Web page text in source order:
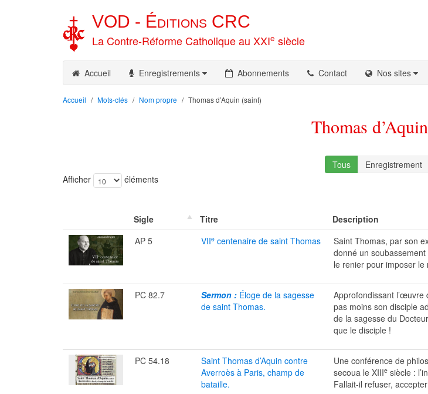
VOD - Éditions CRC
La Contre-Réforme Catholique au XXIe siècle
Accueil Enregistrements Abonnements Contact Nos sites
Accueil Mots-clés Nom propre Thomas d’Aquin (saint)
Thomas
Tous Enregistrement
Afficher
éléments
Sigle Titre Description
AP 5
VIIe centenaire de saint Thomas
Saint Thomas, par son
donné un
le renier pour imposer le
PC 82.7 Sermon : Éloge de la sagesse
de saint Thomas.
Approfondissant l’œuvre
pas moins son disciple
de la sagesse du
que le disciple !
PC 54.18
Saint Thomas d’Aquin contre
Averroès à Paris, champ de
bataille.
Une conférence de
secoua le XIIIe siècle :
Fallait-il refuser,